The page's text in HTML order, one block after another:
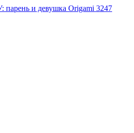
парень и девушка Origami 3247